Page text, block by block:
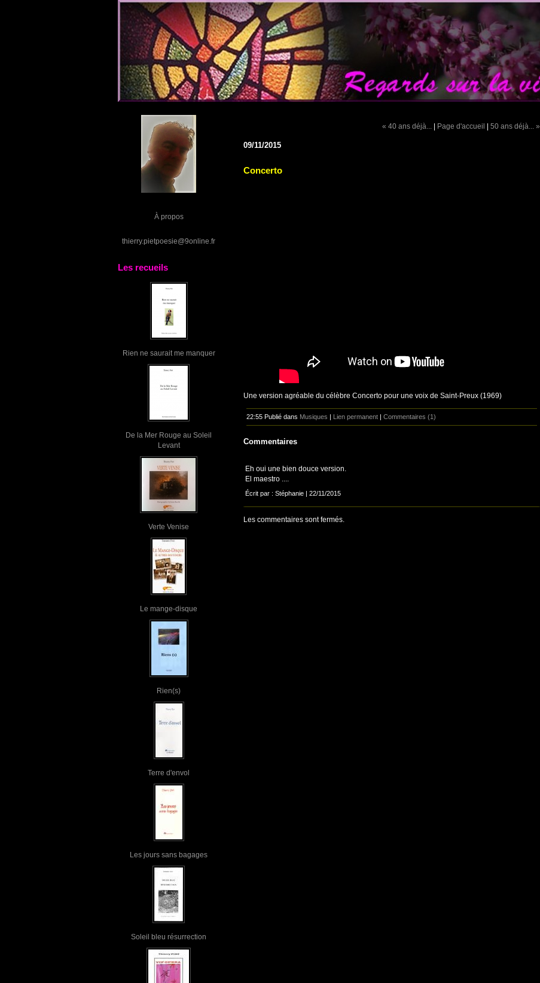
À propos
thierry.pietpoesie@9online.fr
Les recueils
Rien ne saurait me manquer
De la Mer Rouge au Soleil
Levant
Verte Venise
Le mange-disque
Rien(s)
Terre d'envol
Les jours sans bagages
Soleil bleu résurrection
« 40 ans déjà... | Page d'accueil | 50 ans déjà... »
09/11/2015
Concerto
Une version agréable du célèbre Concerto pour une voix de Saint-Preux (1969)
22:55 Publié dans Musiques | Lien permanent | Commentaires (1)
Commentaires
Eh oui une bien douce version.
El maestro ....
Écrit par : Stéphanie | 22/11/2015
Les commentaires sont fermés.